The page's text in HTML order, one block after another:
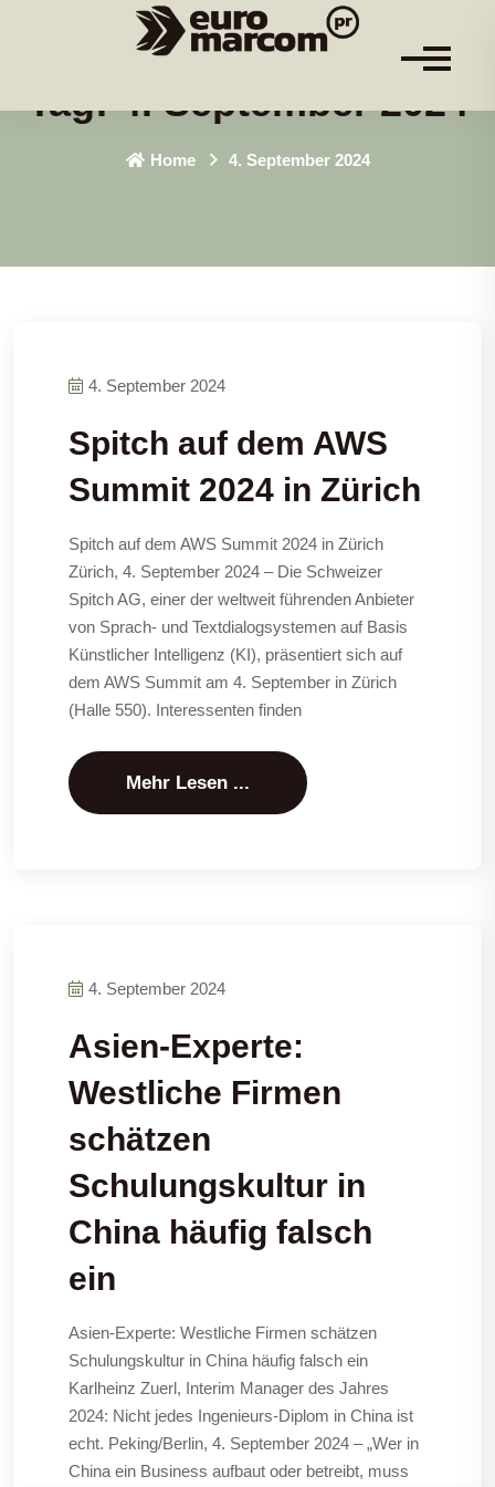
Tag:4. September 2024
Home 4. September 2024
4. September 2024
Spitch auf dem AWS
Summit 2024 in Zürich
Spitch auf dem AWS Summit 2024 in Zürich
Zürich, 4. September 2024 – Die Schweizer
Spitch AG, einer der weltweit führenden Anbieter
von Sprach- und Textdialogsystemen auf Basis
Künstlicher Intelligenz (KI), präsentiert sich auf
dem AWS Summit am 4. September in Zürich
(Halle 550). Interessenten finden
Mehr Lesen ...
4. September 2024
Asien-Experte:
Westliche Firmen
schätzen
Schulungskultur in
China häufig falsch
ein
Asien-Experte: Westliche Firmen schätzen
Schulungskultur in China häufig falsch ein
Karlheinz Zuerl, Interim Manager des Jahres
2024: Nicht jedes Ingenieurs-Diplom in China ist
echt. Peking/Berlin, 4. September 2024 – „Wer in
China ein Business aufbaut oder betreibt, muss